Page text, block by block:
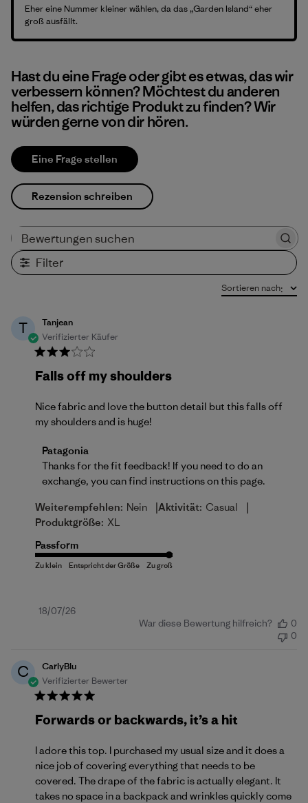
Eher eine Nummer kleiner wählen, da das „Garden Island“ eher
groß ausfällt.
Hast du eine Frage oder gibt es etwas, das wir
verbessern können? Möchtest du anderen
helfen, das richtige Produkt zu finden? Wir
würden gerne von dir hören.
Eine Frage stellen
Rezension schreiben
Filter
Sortieren nach:
T
Tanjean
Verifizierter Käufer
Falls off my shoulders
Nice fabric and love the button detail but this falls off
my shoulders and is huge!
Kommentare des Store-Besitzers zu
Patagonia
Thanks for the fit feedback! If you need to do an
exchange, you can find instructions on this page.
Weiterempfehlen: Nein |Aktivität: Casual |
Produktgröße: XL
Passform
Veröffentlichungsdatum
18/07/26
War diese Bewertung hilfreich?
0
0
C
CarlyBlu
Verifizierter Bewerter
Forwards or backwards, it’s a hit
I adore this top. I purchased my usual size and it does a
nice job of covering everything that needs to be
covered. The drape of the fabric is actually elegant. It
takes no space in a backpack and wrinkles quickly come